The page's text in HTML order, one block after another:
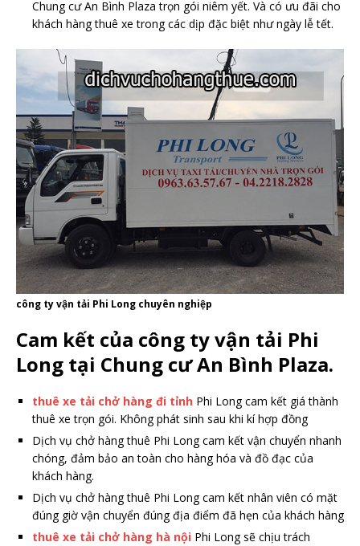
Chung cư An Bình Plaza trọn gói niêm yết. Và có ưu đãi cho
khách hàng thuê xe trong các dịp đặc biệt như ngày lễ tết.
công ty vận tải Phi Long chuyên nghiệp
Cam kết của công ty vận tải Phi
Long tại Chung cư An Bình Plaza.
thuê xe tải chở hàng đi tỉnh Phi Long cam kết giá thành
thuê xe trọn gói. Không phát sinh sau khi kí hợp đồng
Dịch vụ chở hàng thuê Phi Long cam kết vận chuyển nhanh
chóng, đảm bảo an toàn cho hàng hóa và đồ đạc của
khách hàng.
Dịch vụ chở hàng thuê Phi Long cam kết nhân viên có mặt
đúng giờ vận chuyển đúng địa điểm đã hẹn của khách hàng
thuê xe tải chở hàng hà nội Phi Long sẽ chịu trách